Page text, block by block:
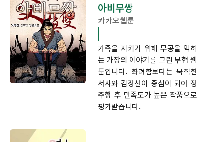
아비무쌍
카카오웹툰
가족을 지키기 위해 무공을 익히
는 가장의 이야기를 그린 무협 웹
툰입니다. 화려함보다는 묵직한
서사와 감정선이 중심이 되어 정
주행 후 만족도가 높은 작품으로
평가받습니다.